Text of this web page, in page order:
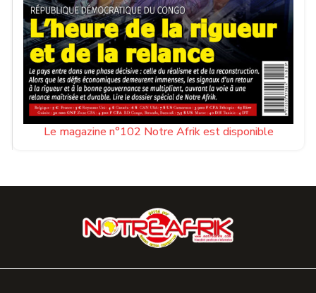
Le magazine n°102 Notre Afrik est disponible